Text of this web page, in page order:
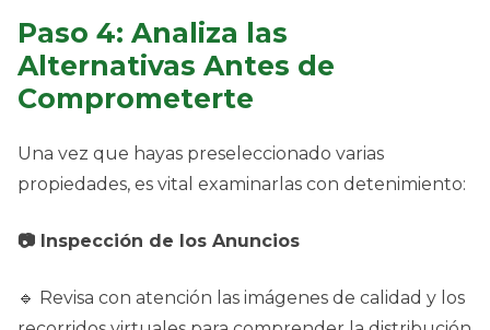
Paso 4: Analiza las
Alternativas Antes de
Comprometerte
Una vez que hayas preseleccionado varias
propiedades, es vital examinarlas con detenimiento:
📷 Inspección de los Anuncios
🔹 Revisa con atención las imágenes de calidad y los